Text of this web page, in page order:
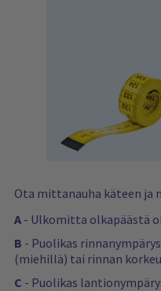
Ota mittanauha käteen ja
A - Ulkomitta olkapäästä
B - Puolikas
(miehillä) tai rinnan
C - Puolikas